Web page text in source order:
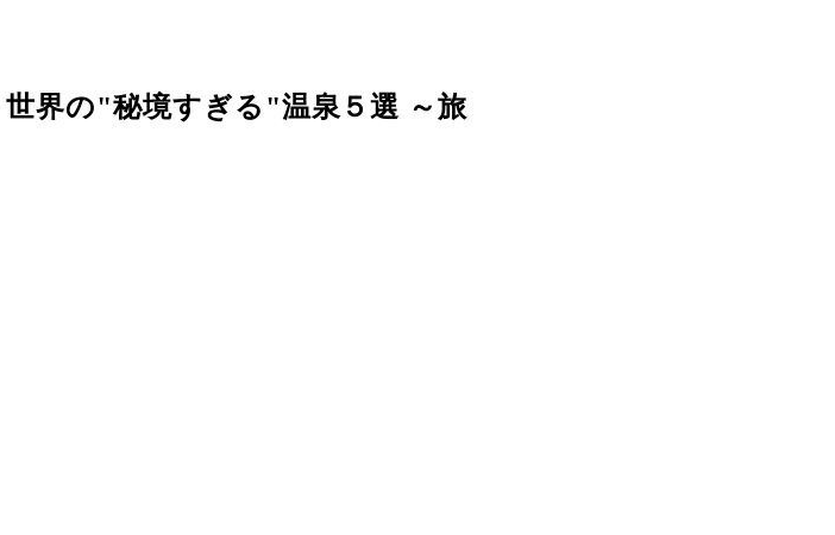
界の"秘境すぎる"温泉５選 ～旅